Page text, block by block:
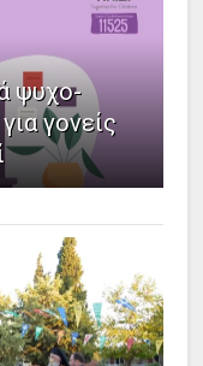
ψυχο-
γονείς